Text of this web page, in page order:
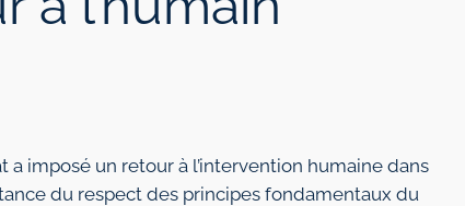
a imposé un retour à l’intervention humaine dans
du respect des principes fondamentaux du